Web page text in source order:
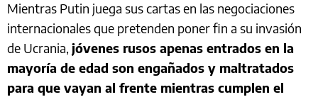
Mientras Putin juega sus cartas en las negociaciones
internacionales que pretenden poner fin a su invasión
de Ucrania, jóvenes rusos apenas entrados en la
mayoría de edad son engañados y maltratados
para que vayan al frente mientras cumplen el